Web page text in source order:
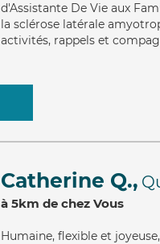
d'Assistante De Vie aux
la sclérose latérale
activités, rappels et
Catherine Q.,
à 5km de chez Vous
Humaine, flexible et